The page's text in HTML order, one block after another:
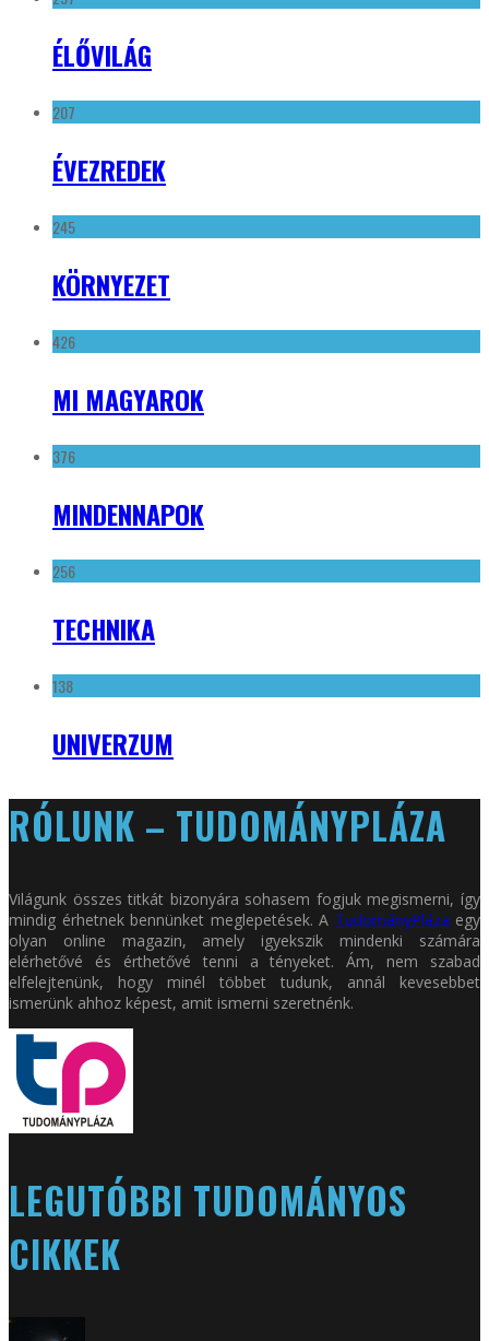
ÉLŐVILÁG
207
ÉVEZREDEK
245
KÖRNYEZET
426
MI MAGYAROK
376
MINDENNAPOK
256
TECHNIKA
138
UNIVERZUM
RÓLUNK – TUDOMÁNYPLÁZA
Világunk összes titkát bizonyára sohasem fogjuk megismerni, így
mindig érhetnek bennünket meglepetések. A TudományPláza egy
olyan online magazin, amely igyekszik mindenki számára
elérhetővé és érthetővé tenni a tényeket. Ám, nem szabad
elfelejtenünk, hogy minél többet tudunk, annál kevesebbet
ismerünk ahhoz képest, amit ismerni szeretnénk.
LEGUTÓBBI TUDOMÁNYOS
CIKKEK